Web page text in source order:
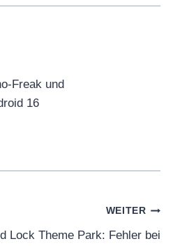
Freak und
16
WEITER
Lock Theme Park: Fehler bei